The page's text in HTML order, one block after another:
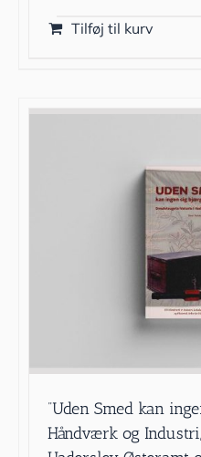
Tilføj til kurv
”Uden Smed kan
Håndværk og